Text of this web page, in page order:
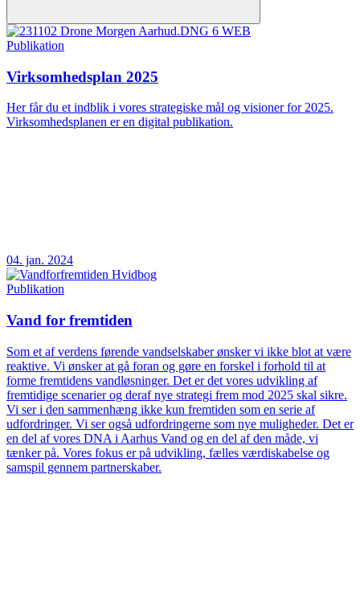
Publikation
Virksomhedsplan 2025
Her får du et indblik i vores strategiske mål og visioner for 2025.
Virksomhedsplanen er en digital publikation.
04. jan. 2024
Publikation
Vand for fremtiden
Som et af verdens førende vandselskaber ønsker vi ikke blot at være
reaktive. Vi ønsker at gå foran og gøre en forskel i forhold til at
forme fremtidens vandløsninger. Det er det vores udvikling af
fremtidige scenarier og deraf nye strategi frem mod 2025 skal sikre.
Vi ser i den sammenhæng ikke kun fremtiden som en serie af
udfordringer. Vi ser også udfordringerne som nye muligheder. Det er
en del af vores DNA i Aarhus Vand og en del af den måde, vi
tænker på. Vores fokus er på udvikling, fælles værdiskabelse og
samspil gennem partnerskaber.